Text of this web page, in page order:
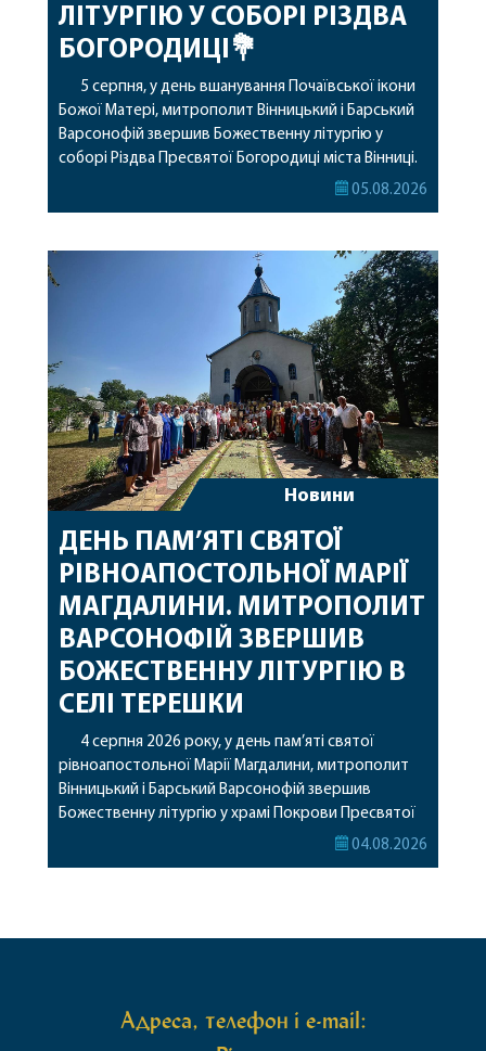
ЛІТУРГІЮ У СОБОРІ РІЗДВА
БОГОРОДИЦІ💐
5 серпня, у день вшанування Почаївської ікони
Божої Матері, митрополит Вінницький і Барський
Варсонофій звершив Божественну літургію у
соборі Різдва Пресвятої Богородиці міста Вінниці.
Його Високопреосвященству співслужили
священному сані. Під час богослужіння підносилися
особливі молитви за мир в Україні, за воїнів, які
05.08.2026
Новини
ДЕНЬ ПАМ’ЯТІ СВЯТОЇ
РІВНОАПОСТОЛЬНОЇ МАРІЇ
МАГДАЛИНИ. МИТРОПОЛИТ
ВАРСОНОФІЙ ЗВЕРШИВ
БОЖЕСТВЕННУ ЛІТУРГІЮ В
СЕЛІ ТЕРЕШКИ
4 серпня 2026 року, у день пам’яті святої
рівноапостольної Марії Магдалини, митрополит
Вінницький і Барський Варсонофій звершив
Божественну літургію у храмі Покрови Пресвятої
Богородиці села Терешки Барського благочиння.
04.08.2026
Адреса, телефон і e-mail: